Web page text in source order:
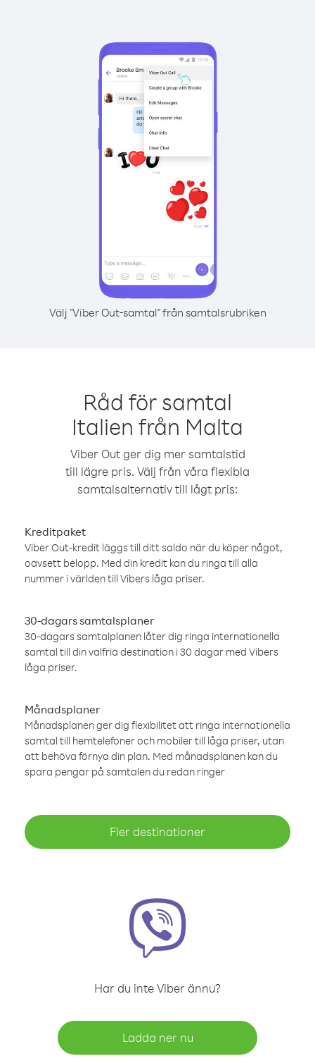
Välj "Viber Out-samtal" från samtalsrubriken
Råd för samtal
Italien från Malta
Viber Out ger dig mer samtalstid
till lägre pris. Välj från våra flexibla
samtalsalternativ till lågt pris:
Kreditpaket
Viber Out-kredit läggs till ditt saldo när du köper något,
oavsett belopp. Med din kredit kan du ringa till alla
nummer i världen till Vibers låga priser.
30-dagars samtalsplaner
30-dagars samtalplanen låter dig ringa internationella
samtal till din valfria destination i 30 dagar med Vibers
låga priser.
Månadsplaner
Månadsplanen ger dig flexibilitet att ringa internationella
samtal till hemtelefoner och mobiler till låga priser, utan
att behöva förnya din plan. Med månadsplanen kan du
spara pengar på samtalen du redan ringer
Fler destinationer
Har du inte Viber ännu?
Ladda ner nu